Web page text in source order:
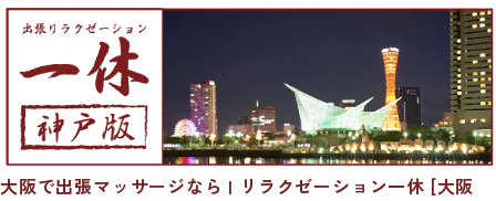
大阪で出張マッサージなら | リラクゼーション一休 [大阪